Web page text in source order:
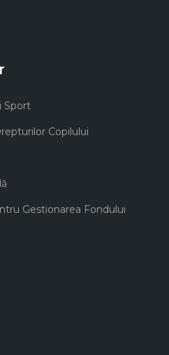
Sport
Copilului
Gestionarea Fondului